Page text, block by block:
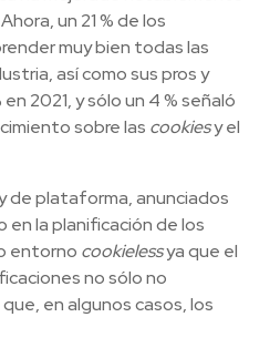
un 21 % de los
muy bien todas las
así como sus pros y
2021, y sólo un 4 % señaló
sobre las cookiesy el
de plataforma, anunciados
en la planificación de los
entorno cookielessya que el
no sólo no
en algunos casos, los